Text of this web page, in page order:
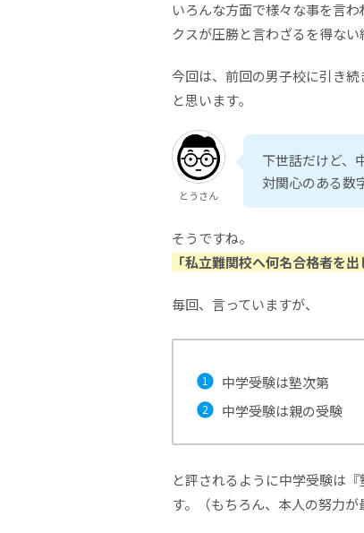
いろんな方面で様々な事を言
クスが圧勝と言わざるを得ない
今回は、前回の男子校に引き続
と思います。
とうさん
下世話だけど、
対関心のある数
そうですね。
「私立難関校へ何名合格者を
毎回、言っていますが、
中学受験は塾次第
中学受験は親の受験
と評されるように中学受験は
す。（もちろん、本人の努力が